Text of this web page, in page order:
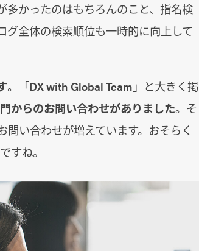
多かったのはもちろんのこと、指名検
全体の検索順位も一時的に向上して
。「DX with Global Team」と大きく掲
からのお問い合わせがありました。そ
い合わせが増えています。おそらく
すね。